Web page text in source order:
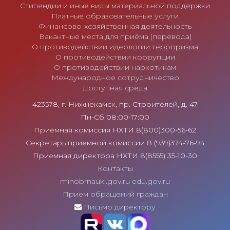
Стипендии и иные виды материальной поддержки
Платные образовательные услуги
Финансово-хозяйственная деятельность
Вакантные места для приёма (перевода)
О противодействии идеологии терроризма
О противодействии коррупции
О противодействии наркотикам
Международное сотрудничество
Доступная среда
423578, г. Нижнекамск, пр. Строителей, д. 47
Пн-Сб 08:00-17:00
Приёмная комиссия НХТИ 8(800)300-56-62
Секретарь приемной комиссии 8 (939)374-76-94
Приемная директора НХТИ 8(8555) 35-10-30
Контакты
minobrnauki.gov.ru edu.gov.ru
Прием обращений граждан
Письмо директору